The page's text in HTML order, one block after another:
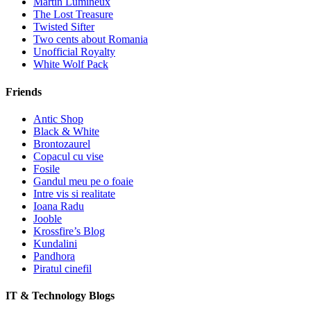
The Lost Treasure
Twisted Sifter
Two cents about Romania
Unofficial Royalty
White Wolf Pack
Friends
Antic Shop
Black & White
Brontozaurel
Copacul cu vise
Fosile
Gandul meu pe o foaie
Intre vis si realitate
Ioana Radu
Jooble
Krossfire’s Blog
Kundalini
Pandhora
Piratul cinefil
IT & Technology Blogs